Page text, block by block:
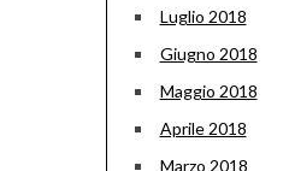
Luglio 2018
Giugno 2018
Maggio 2018
Aprile 2018
Marzo 2018